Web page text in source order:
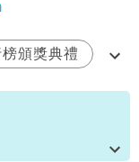
頒獎典禮